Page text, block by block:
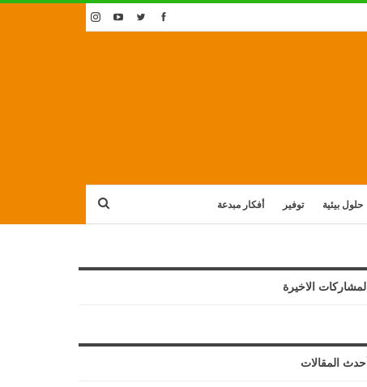
حلول بيئية توفير أفكار مبدعة
المشاركات الاخيرة
أحدث المقالات